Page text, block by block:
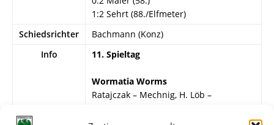
1:2 Sehrt (88./Elfmeter)
Schiedsrichter
Bachmann (Konz)
Info
11. Spieltag
Wormatia Worms
Ratajczak – Mechnig, H. Löb –
H. Klingler, Löbert, Sehrt, Lenges.